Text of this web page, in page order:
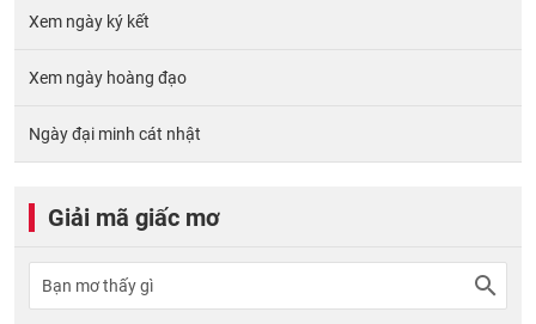
Xem ngày ký kết
Xem ngày hoàng đạo
Ngày đại minh cát nhật
Giải mã giấc mơ